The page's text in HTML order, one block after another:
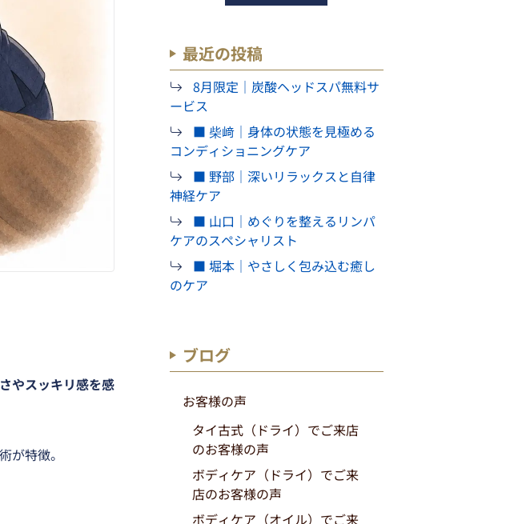
やスッキリ感を感
が特徴。
最近の投稿
8月限定｜炭酸ヘッドスパ無料サ
ービス
■ 柴﨑｜身体の状態を見極める
コンディショニングケア
■ 野部｜深いリラックスと自律
神経ケア
■ 山口｜めぐりを整えるリンパ
ケアのスペシャリスト
■ 堀本｜やさしく包み込む癒し
のケア
ブログ
お客様の声
タイ古式（ドライ）でご来店
のお客様の声
ボディケア（ドライ）でご来
店のお客様の声
ボディケア（オイル）でご来